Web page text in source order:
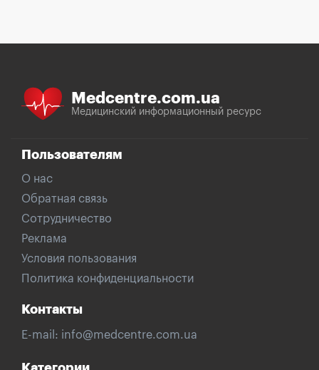
Medcentre.com.ua
Медицинский информационный ресурс
Пользователям
О нас
Обратная связь
Сотрудничество
Реклама
Условия пользования
Политика конфиденциальности
Контакты
E-mail: info@medcentre.com.ua